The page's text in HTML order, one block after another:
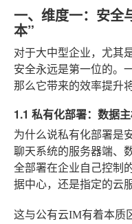
一、维度一：安
本”
对于大中型企业，尤其
安全永远是第一位的。
那么它带来的效率提升
1.1 私有化部署：数据
为什么说私有化部署是
聊天系统的服务器端、
全部署在企业自己控制
据中心，还是指定的云
这与公有云IM有着本质